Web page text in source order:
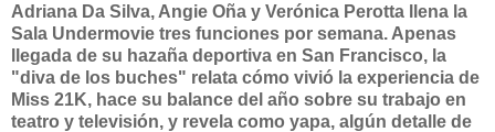
Adriana Da Silva, Angie Oña y Verónica Perotta llena la
Sala Undermovie tres funciones por semana. Apenas
llegada de su hazaña deportiva en San Francisco, la
"diva de los buches" relata cómo vivió la experiencia de
Miss 21K, hace su balance del año sobre su trabajo en
teatro y televisión, y revela como yapa, algún detalle de